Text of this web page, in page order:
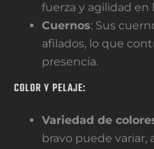
fuerza y agilidad en
Cuernos: Sus
afilados, lo que
presencia.
COLOR Y PELAJE:
Variedad de
bravo puede variar,